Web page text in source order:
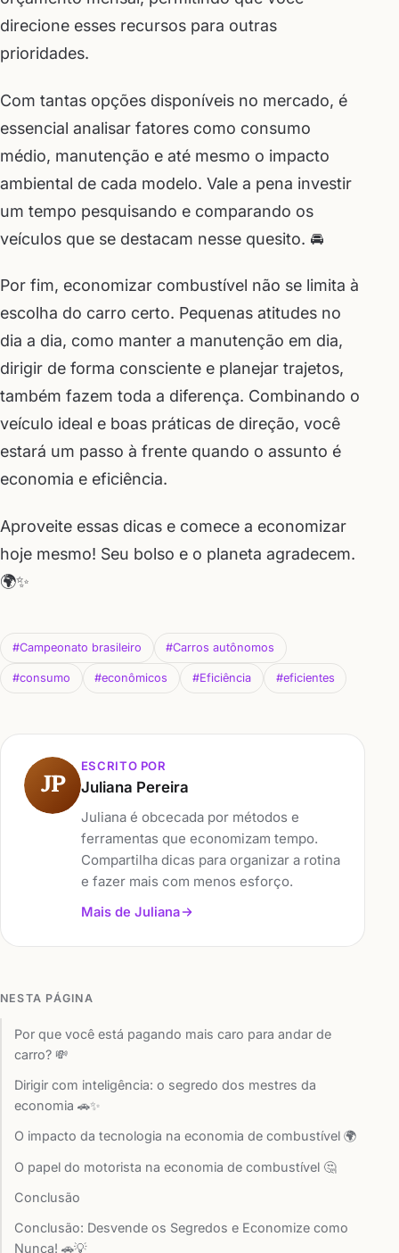
direcione esses recursos para outras
prioridades.
Com tantas opções disponíveis no mercado, é
essencial analisar fatores como consumo
médio, manutenção e até mesmo o impacto
ambiental de cada modelo. Vale a pena investir
um tempo pesquisando e comparando os
veículos que se destacam nesse quesito. 🚘
Por fim, economizar combustível não se limita à
escolha do carro certo. Pequenas atitudes no
dia a dia, como manter a manutenção em dia,
dirigir de forma consciente e planejar trajetos,
também fazem toda a diferença. Combinando o
veículo ideal e boas práticas de direção, você
estará um passo à frente quando o assunto é
economia e eficiência.
Aproveite essas dicas e comece a economizar
hoje mesmo! Seu bolso e o planeta agradecem.
🌍✨
#Campeonato brasileiro #Carros autônomos
#consumo #econômicos #Eficiência #eficientes
JP
ESCRITO POR
Juliana Pereira
Juliana é obcecada por métodos e
ferramentas que economizam tempo.
Compartilha dicas para organizar a rotina
e fazer mais com menos esforço.
Mais de Juliana
NESTA PÁGINA
Por que você está pagando mais caro para andar de
carro? 💸
Dirigir com inteligência: o segredo dos mestres da
economia 🚗✨
O impacto da tecnologia na economia de combustível 🌍
O papel do motorista na economia de combustível 🤔
Conclusão
Conclusão: Desvende os Segredos e Economize como
Nunca! 🚗💡